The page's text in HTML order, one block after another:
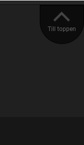
Till toppen